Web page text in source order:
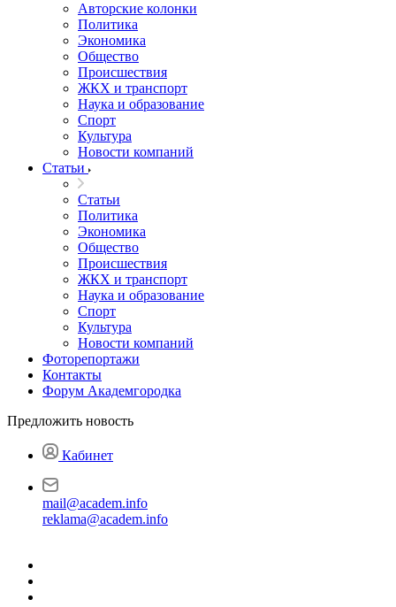
Авторские колонки
Политика
Экономика
Общество
Происшествия
ЖКХ и транспорт
Наука и образование
Спорт
Культура
Новости компаний
Статьи
Статьи
Политика
Экономика
Общество
Происшествия
ЖКХ и транспорт
Наука и образование
Спорт
Культура
Новости компаний
Фоторепортажи
Контакты
Форум Академгородка
Предложить новость
Кабинет
mail@academ.info
reklama@academ.info